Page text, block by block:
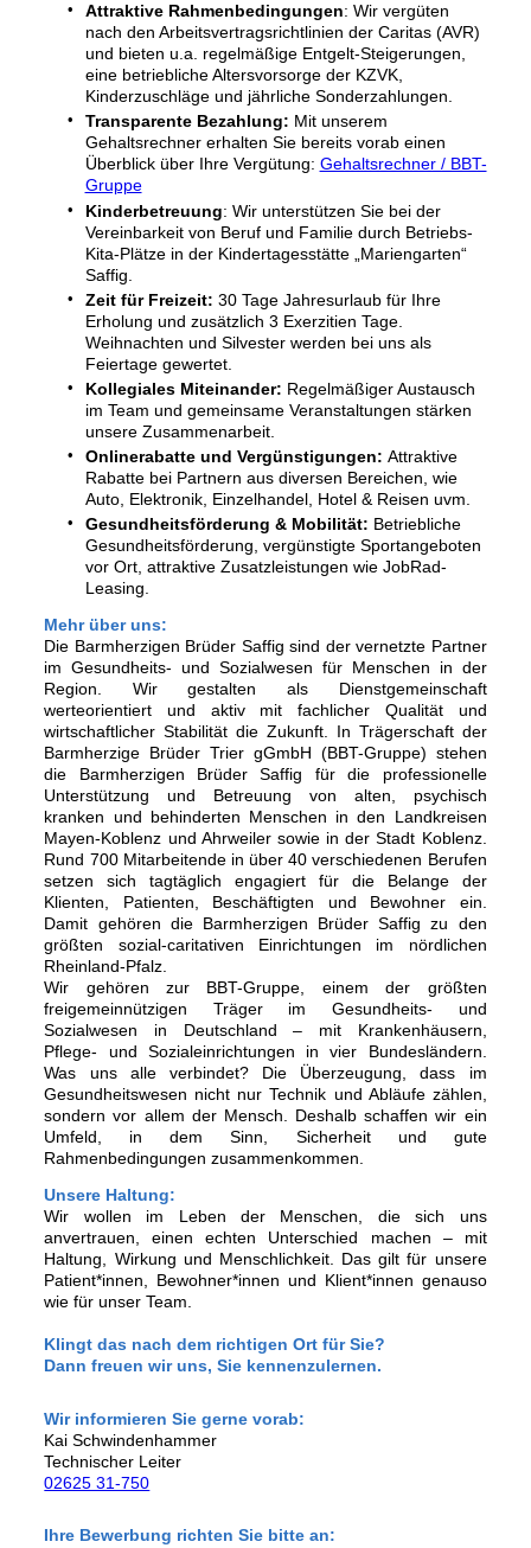
Attraktive Rahmenbedingungen: Wir vergüten
nach den Arbeitsvertragsrichtlinien der Caritas (AVR)
und bieten u.a. regelmäßige Entgelt-Steigerungen,
eine betriebliche Altersvorsorge der KZVK,
Kinderzuschläge und jährliche Sonderzahlungen.
Transparente Bezahlung: Mit unserem
Gehaltsrechner erhalten Sie bereits vorab einen
Überblick über Ihre Vergütung: Gehaltsrechner / BBT-
Gruppe
Kinderbetreuung: Wir unterstützen Sie bei der
Vereinbarkeit von Beruf und Familie durch Betriebs-
Kita-Plätze in der Kindertagesstätte „Mariengarten“
Saffig.
Zeit für Freizeit: 30 Tage Jahresurlaub für Ihre
Erholung und zusätzlich 3 Exerzitien Tage.
Weihnachten und Silvester werden bei uns als
Feiertage gewertet.
Kollegiales Miteinander: Regelmäßiger Austausch
im Team und gemeinsame Veranstaltungen stärken
unsere Zusammenarbeit.
Onlinerabatte und Vergünstigungen: Attraktive
Rabatte bei Partnern aus diversen Bereichen, wie
Auto, Elektronik, Einzelhandel, Hotel & Reisen uvm.
Gesundheitsförderung & Mobilität: Betriebliche
Gesundheitsförderung, vergünstigte Sportangeboten
vor Ort, attraktive Zusatzleistungen wie JobRad-
Leasing.
Mehr über uns:
Die Barmherzigen Brüder Saffig sind der vernetzte Partner
im Gesundheits- und Sozialwesen für Menschen in der
Region. Wir gestalten als Dienstgemeinschaft
werteorientiert und aktiv mit fachlicher Qualität und
wirtschaftlicher Stabilität die Zukunft. In Trägerschaft der
Barmherzige Brüder Trier gGmbH (BBT-Gruppe) stehen
die Barmherzigen Brüder Saffig für die professionelle
Unterstützung und Betreuung von alten, psychisch
kranken und behinderten Menschen in den Landkreisen
Mayen-Koblenz und Ahrweiler sowie in der Stadt Koblenz.
Rund 700 Mitarbeitende in über 40 verschiedenen Berufen
setzen sich tagtäglich engagiert für die Belange der
Klienten, Patienten, Beschäftigten und Bewohner ein.
Damit gehören die Barmherzigen Brüder Saffig zu den
größten sozial-caritativen Einrichtungen im nördlichen
Rheinland-Pfalz.
Wir gehören zur BBT-Gruppe, einem der größten
freigemeinnützigen Träger im Gesundheits- und
Sozialwesen in Deutschland – mit Krankenhäusern,
Pflege- und Sozialeinrichtungen in vier Bundesländern.
Was uns alle verbindet? Die Überzeugung, dass im
Gesundheitswesen nicht nur Technik und Abläufe zählen,
sondern vor allem der Mensch. Deshalb schaffen wir ein
Umfeld, in dem Sinn, Sicherheit und gute
Rahmenbedingungen zusammenkommen.
Unsere Haltung:
Wir wollen im Leben der Menschen, die sich uns
anvertrauen, einen echten Unterschied machen – mit
Haltung, Wirkung und Menschlichkeit. Das gilt für unsere
Patient*innen, Bewohner*innen und Klient*innen genauso
wie für unser Team.
Klingt das nach dem richtigen Ort für Sie?
Dann freuen wir uns, Sie kennenzulernen.
Wir informieren Sie gerne vorab:
Kai Schwindenhammer
Technischer Leiter
02625 31-750
Ihre Bewerbung richten Sie bitte an: